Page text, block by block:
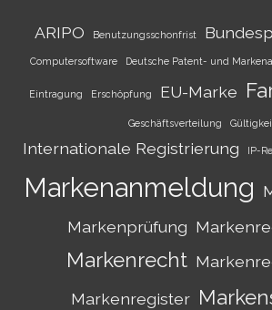
ARIPO Benutzungsschonfrist
Computersoftware Deutsche Patent- und
Eintragung Erschöpfung EU-Marke
Geschäftsverteilung
Internationale Registrierung IP-
Markenanmeldung
Markenprüfung
Markenrecht
Markenregister